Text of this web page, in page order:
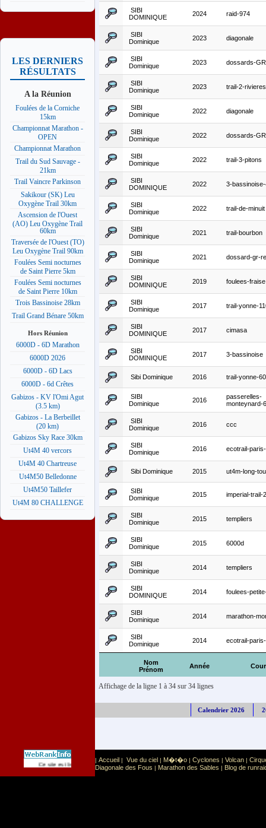
LES DERNIERS
RÉSULTATS
A la Réunion
Foulées de la Corniche
15km
Championnat Marathon -
OPEN
Championnat Marathon
Trail du Sud Sauvage -
21km
Trail Vaincre Parkinson
Sakikour (SK) Leu
Oxygène Trail 30km
Ascension de l'Ouest
(AO) Leu Oxygène Trail
60km
Traversée de l'Ouest (TO)
Leu Oxygène Trail 90km
Foulées Semi nocturnes
de Saint Pierre 5km
Foulées Semi nocturnes
de Saint Pierre 10km
Trois Bassinoise 28km
Trail Grand Bénare 50km
Hors Réunion
6000D - 6D Marathon
6000D 2026
6000D - 6D Lacs
6000D - 6d Crêtes
Gabizos - KV l'Omi Agut
(3.5 km)
Gabizos - La Berbeillet
(20 km)
Gabizos Sky Race 30km
Ut4M 40 vercors
Ut4M 40 Chartreuse
Ut4M50 Belledonne
Ut4M50 Taillefer
Ut4M 80 CHALLENGE
Nom
Prénom
Année
SIBI
DOMINIQUE
2024 raid-974
SIBI
Dominique
2023 diagonale
SIBI
Dominique
2023 dossards-
SIBI
Dominique
2023 trail-2-rivieres
SIBI
Dominique
2022 diagonale
SIBI
Dominique
2022 dossards-
SIBI
Dominique
2022 trail-3-pitons
SIBI
DOMINIQUE
2022 3-
SIBI
Dominique
2022 trail-de-minuit
SIBI
Dominique
2021 trail-bourbon
SIBI
Dominique
2021 dossard-gr-
SIBI
DOMINIQUE
2019 foulees-fraise
SIBI
Dominique
2017 trail-yonne-
SIBI
DOMINIQUE
2017 cimasa
SIBI
DOMINIQUE
2017 3-bassinoise
Sibi Dominique 2016 trail-yonne-
SIBI
Dominique
2016
passerelles-
monteynard-
SIBI
Dominique
2016 ccc
SIBI
Dominique
2016 ecotrail-
Sibi Dominique 2015 ut4m-long-
SIBI
Dominique
2015 imperial-trail-
SIBI
Dominique
2015 templiers
SIBI
Dominique
2015 6000d
SIBI
Dominique
2014 templiers
SIBI
DOMINIQUE
2014 foulees-
SIBI
Dominique
2014 marathon-
SIBI
Dominique
2014 ecotrail-
Affichage de la ligne 1 à 34 sur 34 lignes
Calendrier 2026
Ce site est list� dans la cat�gorie Sport: Sports extr�mes
| Accueil | Vue du ciel | M�t�o | Cyclones | Volcan |
Diagonale des Fous | Marathon des Sables | Blog de